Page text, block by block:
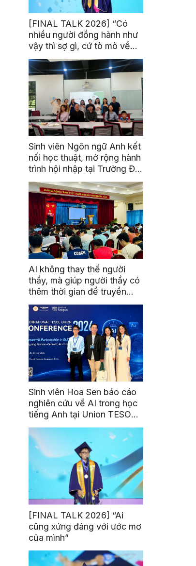
[FINAL TALK 2026] “Có
nhiều người đồng hành như
vậy thì sợ gì, cứ tò mò về
thế giới thôi”
Sinh viên Ngôn ngữ Anh kết
nối học thuật, mở rộng hành
trình hội nhập tại Trường Đại
học Quốc gia Malaysia
AI không thay thế người
thầy, mà giúp người thầy có
thêm thời gian để truyền
cảm hứng
Sinh viên Hoa Sen báo cáo
nghiên cứu về AI trong học
tiếng Anh tại Union TESOL
2026 ở Singapore
[FINAL TALK 2026] “Ai
cũng xứng đáng với ước mơ
của mình”